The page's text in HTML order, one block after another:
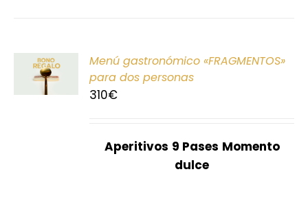
Menú gastronómico «FRAGMENTOS»
para dos personas
310€
Aperitivos 9 Pases Momento
dulce